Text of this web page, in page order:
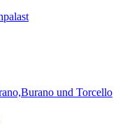
und Torcello